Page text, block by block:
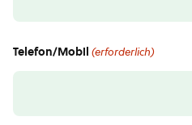
Telefon/Mobil (erforderlich)